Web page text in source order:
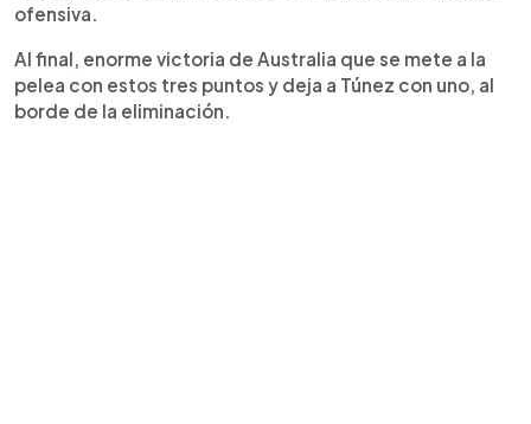
ofensiva.
Al final, enorme victoria de Australia que se mete a la
pelea con estos tres puntos y deja a Túnez con uno, al
borde de la eliminación.